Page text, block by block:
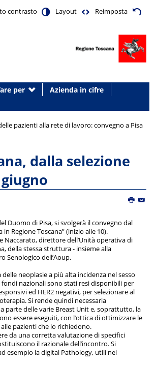
contrasto Layout Reimposta
per
Azienda in cifre
pazienti alla rete di lavoro: convegno a Pisa
dalla selezione
Duomo di Pisa, si svolgerà il convegno dal
Regione Toscana” (inizio alle 10).
Naccarato, direttore dell’Unità operativa di
della stessa struttura - insieme alla
Senologico dell’Aoup.
neoplasie a più alta incidenza nel sesso
nazionali sono stati resi disponibili per
ed HER2 negativi, per selezionare al
Si rende quindi necessaria
parte delle varie Breast Unit e, soprattutto, la
essere eseguiti, con l’ottica di ottimizzare le
pazienti che lo richiedono.
da una corretta valutazione di specifici
il razionale dell’incontro. Si
esempio la digital Pathology, utili nel